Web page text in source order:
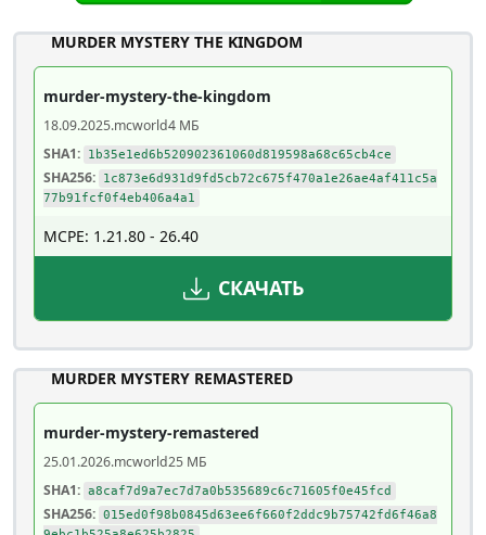
MURDER MYSTERY THE KINGDOM
murder-mystery-the-kingdom
18.09.2025.mcworld4 МБ
SHA1:
1b35e1ed6b520902361060d819598a68c65cb4ce
SHA256:
1c873e6d931d9fd5cb72c675f470a1e26ae4af411c5a
77b91fcf0f4eb406a4a1
MCPE: 1.21.80 - 26.40
СКАЧАТЬ
MURDER MYSTERY REMASTERED
murder-mystery-remastered
25.01.2026.mcworld25 МБ
SHA1: a8caf7d9a7ec7d7a0b535689c6c71605f0e45fcd
SHA256: 015ed0f98b0845d63ee6f660f2ddc9b75742fd6f46a8